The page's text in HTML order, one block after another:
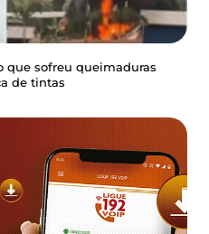
que sofreu queimaduras
de tintas